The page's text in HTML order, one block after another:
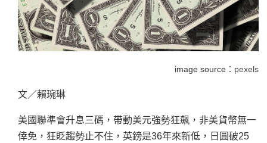
image source： pexels
文／賴琬琳
美國聯準會升息三碼，帶動美元強勢狂飆，非美貨幣無一
倖免，狂貶趨勢止不住，英鎊是36年來新低，日圓破25